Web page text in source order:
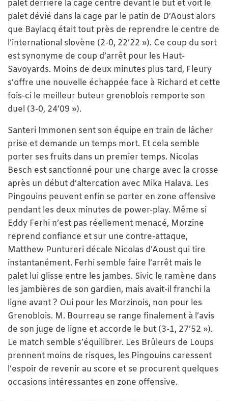
palet derrière la cage centre devant le but et voit le
palet dévié dans la cage par le patin de D’Aoust alors
que Baylacq était tout près de reprendre le centre de
l’international slovène (2-0, 22’22 »). Ce coup du sort
est synonyme de coup d’arrêt pour les Haut-
Savoyards. Moins de deux minutes plus tard, Fleury
s’offre une nouvelle échappée face à Richard et cette
fois-ci le meilleur buteur grenoblois remporte son
duel (3-0, 24’09 »).
Santeri Immonen sent son équipe en train de lâcher
prise et demande un temps mort. Et cela semble
porter ses fruits dans un premier temps. Nicolas
Besch est sanctionné pour une charge avec la crosse
après un début d’altercation avec Mika Halava. Les
Pingouins peuvent enfin se porter en zone offensive
pendant les deux minutes de power-play. Même si
Eddy Ferhi n’est pas réellement menacé, Morzine
reprend confiance et sur une contre-attaque,
Matthew Puntureri décale Nicolas d’Aoust qui tire
instantanément. Ferhi semble faire l’arrêt mais le
palet lui glisse entre les jambes. Sivic le ramène dans
les jambières de son gardien, mais avait-il franchi la
ligne avant ? Oui pour les Morzinois, non pour les
Grenoblois. M. Bourreau se range finalement à l’avis
de son juge de ligne et accorde le but (3-1, 27’52 »).
Le match semble s’équilibrer. Les Brûleurs de Loups
prennent moins de risques, les Pingouins caressent
l’espoir de revenir au score et se procurent quelques
occasions intéressantes en zone offensive.